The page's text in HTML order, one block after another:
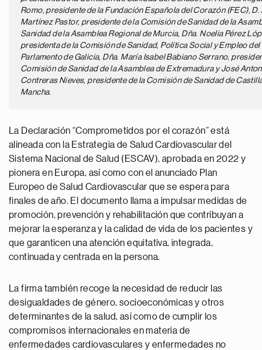
Romo, presidente de la Fundación Española del Corazón (FEC), D.
Martínez Pastor, presidente de la Comisión de Sanidad de la
Sanidad de la Asamblea Regional de Murcia, Dña. Noelia Pérez
presidenta de la Comisión de Sanidad, Política Social y Empleo del
Parlamento de Galicia, Dña. María Isabel Babiano Serrano,
Comisión de Sanidad de la Asamblea de Extremadura y José
Contreras Nieves, presidente de la Comisión de Sanidad de
Mancha.
La Declaración “Comprometidos por el corazón” está
alineada con la Estrategia de Salud Cardiovascular del
Sistema Nacional de Salud (ESCAV), aprobada en 2022 y
pionera en Europa, así como con el anunciado Plan
Europeo de Salud Cardiovascular que se espera para
finales de año. El documento llama a impulsar medidas de
promoción, prevención y rehabilitación que contribuyan a
mejorar la esperanza y la calidad de vida de los pacientes y
que garanticen una atención equitativa, integrada,
continuada y centrada en la persona.
La firma también recoge la necesidad de reducir las
desigualdades de género, socioeconómicas y otros
determinantes de la salud, así como de cumplir los
compromisos internacionales en materia de
enfermedades cardiovasculares y enfermedades no